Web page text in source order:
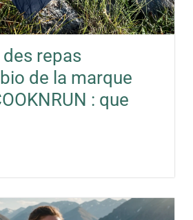
repas
de la marque
: que